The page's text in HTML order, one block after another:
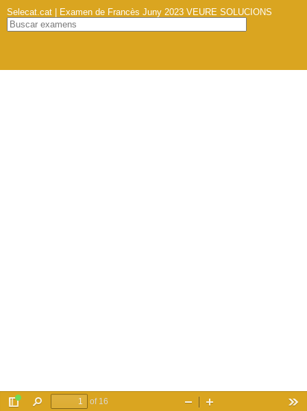
Selecat.cat | Examen de Francès Juny 2023 VEURE SOLUCIONS